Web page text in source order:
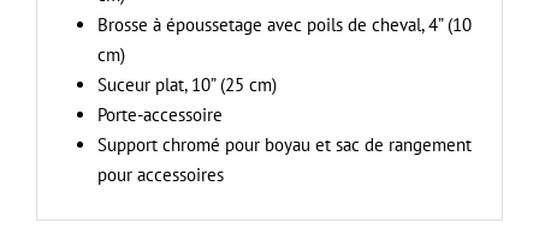
Brosse à époussetage avec poils de cheval, 4” (10
cm)
Suceur plat, 10” (25 cm)
Porte-accessoire
Support chromé pour boyau et sac de rangement
pour accessoires